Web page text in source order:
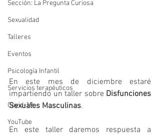
Sección: La Pregunta Curiosa
Sexualidad
Talleres
Eventos
Psicología Infantil
Servicios terapéuticos
Covid-19
YouTube
En este mes de diciembre estaré
impartiendo un taller sobre Disfunciones
Sexuales Masculinas.
En este taller daremos respuesta a